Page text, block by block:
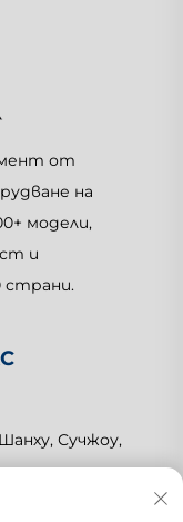
от
на
модели,
и
страни.
Сучжоу,